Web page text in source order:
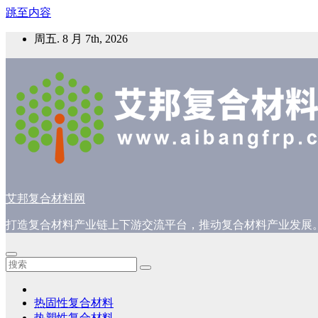
跳至内容
周五. 8 月 7th, 2026
艾邦复合材料网
打造复合材料产业链上下游交流平台，推动复合材料产业发展
热固性复合材料